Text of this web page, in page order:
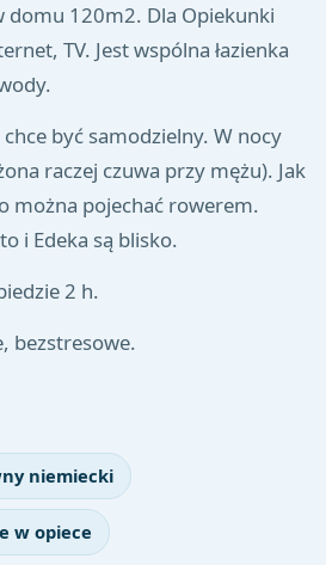
domu 120m2. Dla Opiekunki
TV. Jest wspólna łazienka
być samodzielny. W nocy
raczej czuwa przy mężu). Jak
można pojechać rowerem.
i Edeka są blisko.
2 h.
bezstresowe.
niemiecki
w opiece